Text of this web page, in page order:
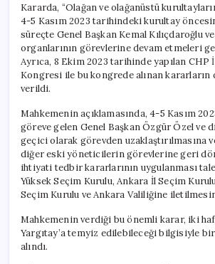
Kararda, “Olağan ve olağanüstü
4-5 Kasım 2023 tarihindeki kurultay
süreçte Genel Başkan Kemal Kılıçdaroğlu
organlarının görevlerine devam etmeleri
Ayrıca, 8 Ekim 2023 tarihinde yapılan CHP
Kongresi ile bu kongrede alınan
verildi.
Mahkemenin açıklamasında, 4-5 Kasım
göreve gelen Genel Başkan Özgür Özel ve
geçici olarak görevden uzaklaştırılmasına
diğer eski yöneticilerin görevlerine geri
ihtiyati tedbir kararlarının uygulanması
Yüksek Seçim Kurulu, Ankara İl Seçim
Seçim Kurulu ve Ankara Valiliğine
Mahkemenin verdiği bu önemli karar, iki
Yargıtay’a temyiz edilebileceği bilgisiyle
alındı.